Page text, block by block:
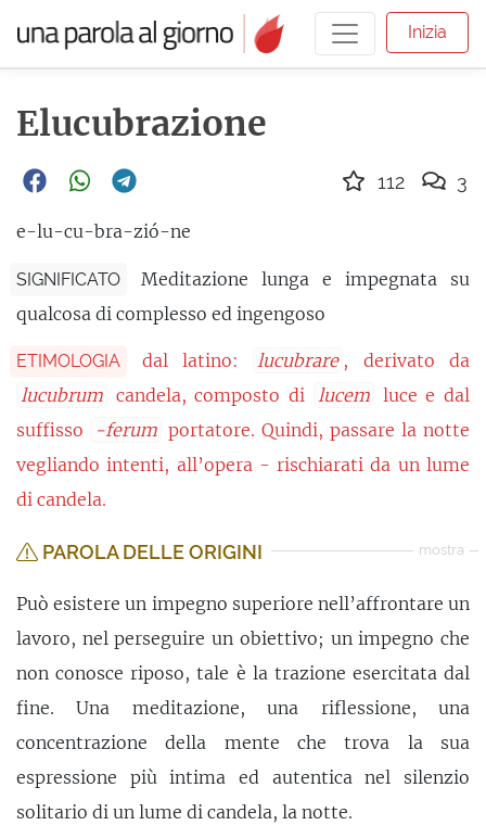
Inizia
Elucubrazione
e-lu-cu-bra-zió-ne
SIGNIFICATO
Meditazione lunga e impegnata su
qualcosa di complesso ed ingengoso
ETIMOLOGIA dal latino: lucubrare , derivato da
lucubrum candela, composto di lucem
luce e dal
suffisso
-ferum portatore. Quindi, passare la notte
vegliando intenti, all’opera - rischiarati da un lume
di candela.
PAROLA DELLE ORIGINI mostra
Può esistere un impegno superiore nell’affrontare un
lavoro, nel perseguire un obiettivo; un impegno che
non conosce riposo, tale è la trazione esercitata dal
fine. Una meditazione, una riflessione, una
concentrazione della mente che trova la sua
espressione più intima ed autentica nel silenzio
solitario di un lume di candela, la notte.
112 3